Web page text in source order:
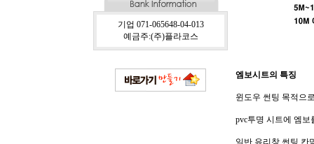
기업 071-065648-04-013
예금주:(주)플라코스
엠보시트의 특징
윈도우 썬팅 목적으
pvc투명 시트에 엠
일반 유리창 썬팅,칸